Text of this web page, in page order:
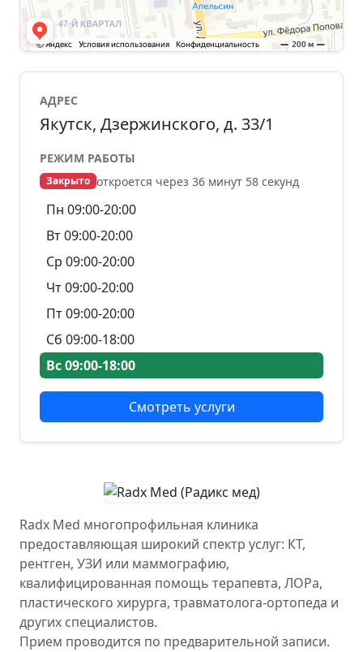
АДРЕС
Якутск, Дзержинского, д. 33/1
РЕЖИМ РАБОТЫ
Закрыто откроется через 36 минут 58 секунд
Пн 09:00-20:00
Вт 09:00-20:00
Ср 09:00-20:00
Чт 09:00-20:00
Пт 09:00-20:00
Сб 09:00-18:00
Вс 09:00-18:00
Смотреть услуги
Radx Med многопрофильная клиника
предоставляющая широкий спектр услуг: КТ,
рентген, УЗИ или маммографию,
квалифицированная помощь терапевта, ЛОРа,
пластического хирурга, травматолога-ортопеда и
других специалистов.
Прием проводится по предварительной записи.